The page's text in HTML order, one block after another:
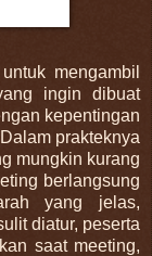
mengambil
ingin dibuat
kepentingan
prakteknya
mungkin kurang
berlangsung
yang jelas,
diatur, peserta
saat meeting,